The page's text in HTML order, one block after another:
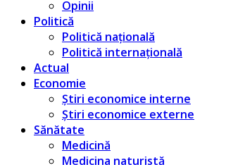
Opinii
Politică
Politică națională
Politică internațională
Actual
Economie
Știri economice interne
Știri economice externe
Sănătate
Medicină
Medicina naturistă